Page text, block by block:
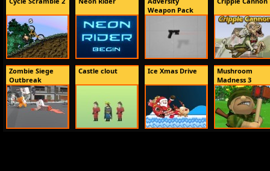
Weapon Pack
Zombie Siege
Outbreak
Castle clout Ice Xmas Drive
Mushroom
Madness 3